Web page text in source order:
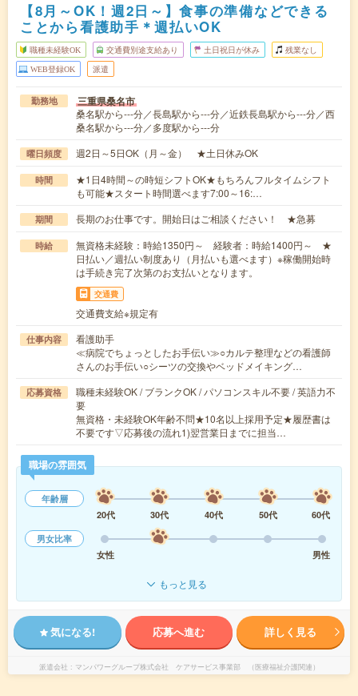
【8月～OK！週2日～】食事の準備などできる
ことから看護助手＊週払いOK
職種未経験OK 交通費別途支給あり 土日祝日が休み 残業なし
WEB登録OK 派遣
勤務地 三重県桑名市
桑名駅から---分／長島駅から---分／近鉄長島駅から---分／西
桑名駅から---分／多度駅から---分
曜日頻度 週2日～5日OK（月～金） ★土日休みOK
時間
★1日4時間～の時短シフトOK★もちろんフルタイムシフト
も可能★スタート時間選べます7:00～16:…
期間 長期のお仕事です。開始日はご相談ください！ ★急募
時給
無資格未経験：時給1350円～ 経験者：時給1400円～ ★
日払い／週払い制度あり（月払いも選べます）※稼働開始時
は手続き完了次第のお支払いとなります。
交通費
交通費支給※規定有
仕事内容
看護助手
≪病院でちょっとしたお手伝い≫○カルテ整理などの看護師
さんのお手伝い○シーツの交換やベッドメイキング…
応募資格
職種未経験OK / ブランクOK / パソコンスキル不要 / 英語力不
要
無資格・未経験OK年齢不問★10名以上採用予定★履歴書は
不要です▽応募後の流れ1)翌営業日までに担当…
職場の雰囲気
年齢層
20代
30代 40代 50代
60代
男女比率
女性
男性
もっと見る
気になる! 応募へ進む 詳しく見る
派遣会社 マンパワーグループ株式会社 ケアサービス事業部 （医療福祉介護関連）